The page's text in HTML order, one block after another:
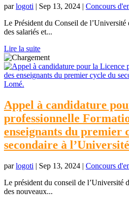
parlogoti | Sep 13, 2024 | Concours
Le Président du Conseil de l’Université
des salariés et...
Lire la suite
Appel à candidature
professionnelle
enseignants du premier
secondaire à
parlogoti | Sep 13, 2024 | Concours
Le président du conseil de l’Université
des nouveaux...